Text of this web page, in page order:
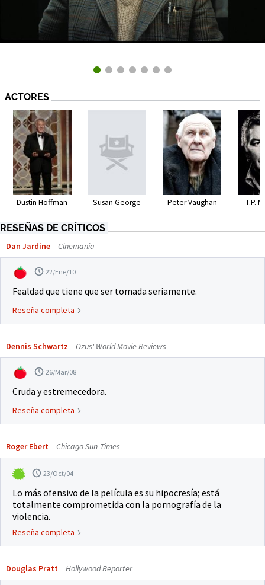
ACTORES
Dustin Hoffman Susan George Peter Vaughan T.P.
RESEÑAS DE CRÍTICOS
Dan Jardine Cinemania
22/Ene/10
Fealdad que tiene que ser tomada seriamente.
Reseña completa
Dennis Schwartz Ozus' World Movie Reviews
26/Mar/08
Cruda y estremecedora.
Reseña completa
Roger Ebert Chicago Sun-Times
23/Oct/04
Lo más ofensivo de la película es su hipocresía; está
totalmente comprometida con la pornografía de la
violencia.
Reseña completa
Douglas Pratt Hollywood Reporter